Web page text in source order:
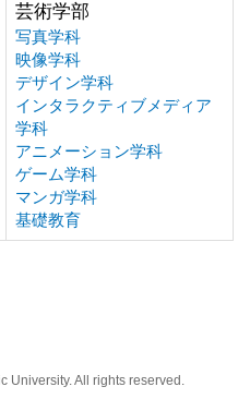
芸術学部
写真学科
映像学科
デザイン学科
インタラクティブメディア
学科
アニメーション学科
ゲーム学科
マンガ学科
基礎教育
University. All rights reserved.